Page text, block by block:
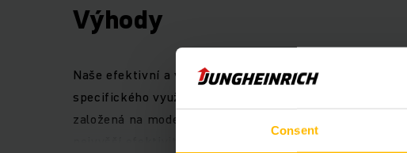
Consent
Výhody
Naše efektivní a všestranné elektrické čtyřkolové
specifického využití v jednotlivých odvětvích s
založená na moderní třífázové technologii spolu s